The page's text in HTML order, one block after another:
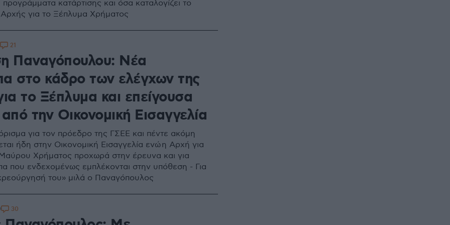
προγράμματα κατάρτισης και όσα καταλογίζει το
για το Ξέπλυμα Χρήματος
Παναγόπουλου: Νέα
στο κάδρο των ελέγχων της
το Ξέπλυμα και επείγουσα
την Οικονομική Εισαγγελία
για τον πρόεδρο της ΓΣΕΕ και πέντε ακόμη
ήδη στην Οικονομική Εισαγγελία ενώ η Αρχή για
Χρήματος προχωρά στην έρευνα και για
που ενδεχομένως εμπλέκονται στην υπόθεση - Για
του» μιλά ο Παναγόπουλος
21
30